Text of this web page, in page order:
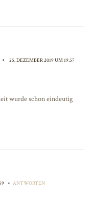
• 25. DEZEMBER 2019 UM 19:57
wurde schon eindeutig
• ANTWORTEN